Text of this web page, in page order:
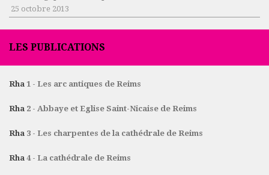
25 octobre 2013
LES PUBLICATIONS
Rha 1 - Les arc antiques de Reims
Rha 2 - Abbaye et Eglise Saint-Nicaise de Reims
Rha 3 - Les charpentes de la cathédrale de Reims
Rha 4 - La cathédrale de Reims